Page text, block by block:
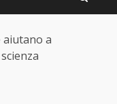
aiutano a